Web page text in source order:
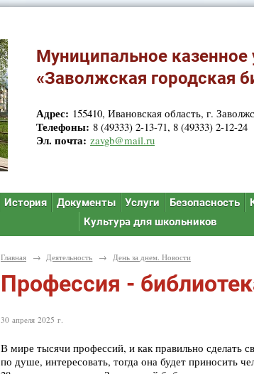
Муниципальное
«Заволжская городская
Адрес: 155410, Ивановская область, г.
Телефоны: 8 (49333) 2-13-71, 8 (49333) 2-12-24
Эл. почта: zavgb@mail.ru
История Документы Услуги Безопасность
Культура для школьников
Главная → Деятельность → День за днем. Новости
Профессия -
30 апреля 2025 г.
В мире тысячи профессий, и как правильно сделать
по душе, интересовать, тогда она будет приносить